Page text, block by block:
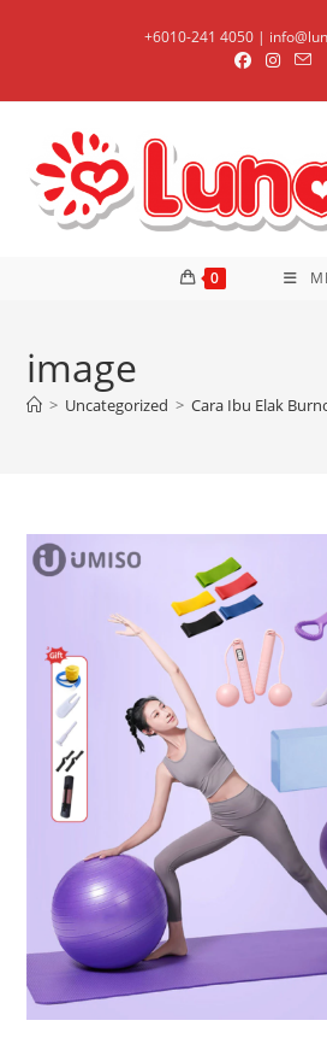
+6010-241 4050 |
0
image
> Uncategorized > Cara Ibu Elak